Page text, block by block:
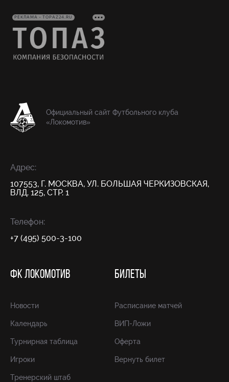
РЕКЛАМА • TOPAZ24.RU
Официальный сайт Футбольного клуба
«Локомотив»
Адрес:
107553, Г. МОСКВА, УЛ. БОЛЬШАЯ ЧЕРКИЗОВСКАЯ,
ВЛД. 125, СТР. 1
Телефон:
+7 (495) 500-3-100
ФК ЛОКОМОТИВ
Новости
Календарь
Турнирная таблица
Игроки
Тренерский штаб
БИЛЕТЫ
Расписание матчей
ВИП-Ложи
Оферта
Вернуть билет